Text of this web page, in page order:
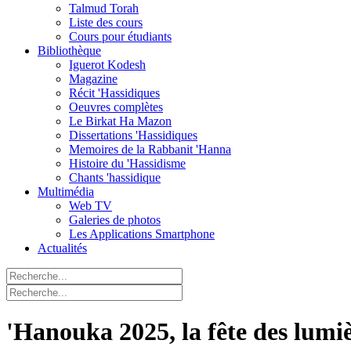
Talmud Torah
Liste des cours
Cours pour étudiants
Bibliothèque
Iguerot Kodesh
Magazine
Récit 'Hassidiques
Oeuvres complètes
Le Birkat Ha Mazon
Dissertations 'Hassidiques
Memoires de la Rabbanit 'Hanna
Histoire du 'Hassidisme
Chants 'hassidique
Multimédia
Web TV
Galeries de photos
Les Applications Smartphone
Actualités
'Hanouka 2025, la fête des